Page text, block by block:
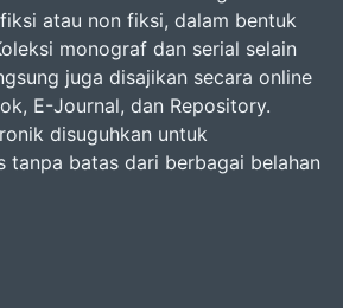
atau non fiksi, dalam bentuk
monograf dan serial selain
juga disajikan secara online
E-Journal, dan Repository.
disuguhkan untuk
tanpa batas dari berbagai belahan